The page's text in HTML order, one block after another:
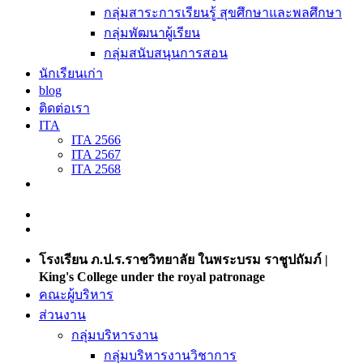
กลุ่มสาระการเรียนรู้ สุขศึกษาและพลศึกษา
กลุ่มพัฒนาผู้เรียน
กลุ่มสนับสนุนการสอน
นักเรียนเก่า
blog
ติดต่อเรา
ITA
ITA 2566
ITA 2567
ITA 2568
โรงเรียน ภ.ป.ร.ราชวิทยาลัย ในพระบรม ราชูปถัมภ์ |
King's College under the royal patronage
คณะผู้บริหาร
ส่วนงาน
กลุ่มบริหารงาน
กลุ่มบริหารงานวิชาการ